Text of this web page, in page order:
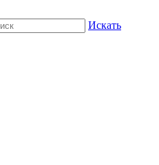
Искать